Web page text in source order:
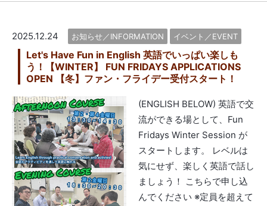
2025.12.24 お知らせ／INFORMATION イベント／EVENT
Let's Have Fun in English 英語でいっぱい楽しも
う！【WINTER】 FUN FRIDAYS APPLICATIONS
OPEN 【冬】ファン・フライデー受付スタート！
(ENGLISH BELOW) 英語で交
流ができる場として、Fun
Fridays Winter Session が
スタートします。 レベルは
気にせず、楽しく英語で話し
ましょう！ こちらで申し込
んでください ※定員を超えて